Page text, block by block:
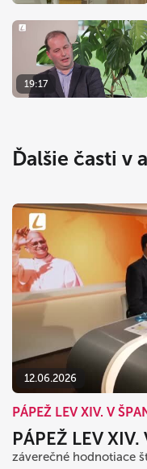
19:17
Ďalšie časti v
12.06.2026
PÁPEŽ LEV XIV. V
PÁPEŽ LEV XIV.
záverečné hodnotiace